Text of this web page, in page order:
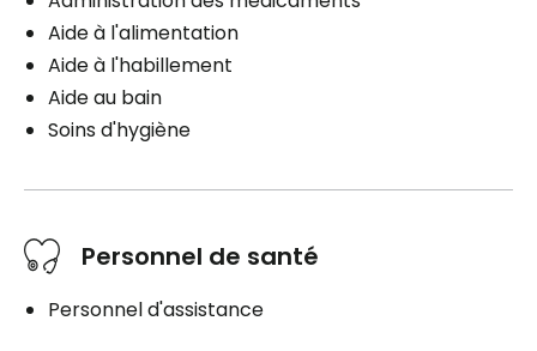
Aide à l'alimentation
Aide à l'habillement
Aide au bain
Soins d'hygiène
Personnel de santé
Personnel d'assistance